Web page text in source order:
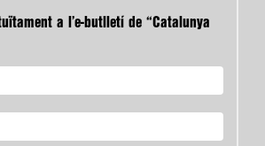
a l’e-butlletí de “Catalunya